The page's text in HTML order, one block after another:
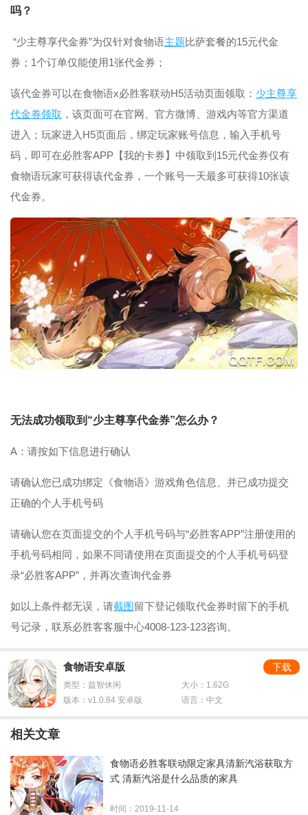
吗？
“少主尊享代金券”为仅针对食物语主题比萨套餐的15元代金
券；1个订单仅能使用1张代金券；
该代金券可以在食物语x必胜客联动H5活动页面领取： 少主尊享
代金券领取 ，该页面可在官网、官方微博、游戏内等官方渠道
进入；玩家进入H5页面后，绑定玩家账号信息，输入手机号
码，即可在必胜客APP【我的卡券】中领取到15元代金券仅有
食物语玩家可获得该代金券，一个账号一天最多可获得10张该
代金券。
无法成功领取到“少主尊享代金券”怎么办？
A：请按如下信息进行确认
请确认您已成功绑定《食物语》游戏角色信息、并已成功提交
正确的个人手机号码
请确认您在页面提交的个人手机号码与“必胜客APP”注册使用的
手机号码相同，如果不同请使用在页面提交的个人手机号码登
录“必胜客APP”，并再次查询代金券
如以上条件都无误，请截图留下登记领取代金券时留下的手机
号记录，联系必胜客客服中心4008-123-123咨询。
食物语安卓版
类型：益智休闲
大小：1.62G
版本：v1.0.84 安卓版
语言：中文
下载
相关文章
食物语必胜客联动限定家具清新汽浴获取方
式 清新汽浴是什么品质的家具
时间：2019-11-14